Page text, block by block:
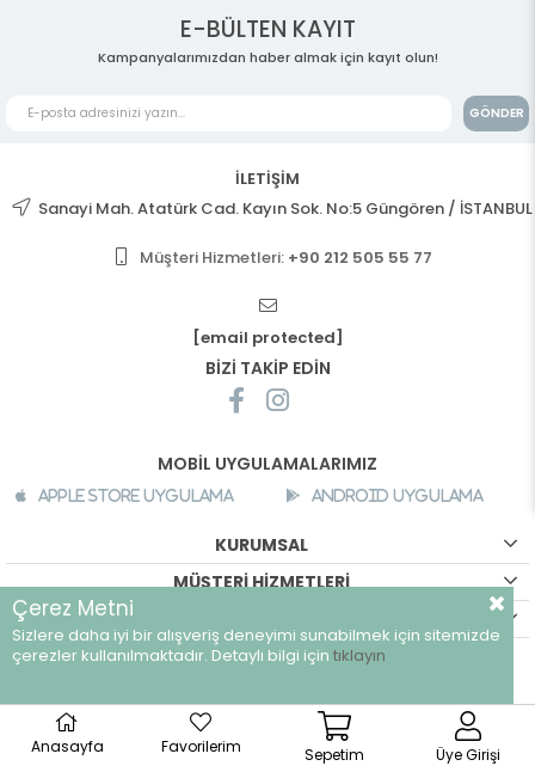
E-BÜLTEN KAYIT
Kampanyalarımızdan haber almak için kayıt olun!
GÖNDER
İLETİŞİM
Sanayi Mah. Atatürk Cad. Kayın Sok. No:5 Güngören / İSTANBUL
Müşteri Hizmetleri: +90 212 505 55 77
[email protected]
BİZİ TAKİP EDİN
MOBİL UYGULAMALARIMIZ
Apple Store Uygulama Android Uygulama
KURUMSAL
MÜŞTERİ HİZMETLERİ
©breeze.com.tr - Tüm hakları saklıdır.
Anasayfa Favorilerim Sepetim Üye Girişi
Çerez Metni
Sizlere daha iyi bir alışveriş deneyimi sunabilmek için sitemizde
çerezler kullanılmaktadır. Detaylı bilgi için tıklayın